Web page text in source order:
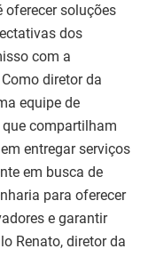
oferecer soluções
dos
com a
diretor da
equipe de
compartilham
entregar serviços
em busca de
para oferecer
e garantir
Renato, diretor da